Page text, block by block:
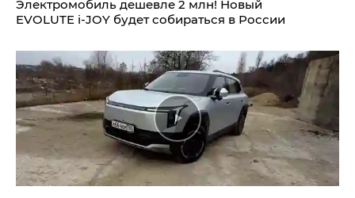
Электромобиль дешевле 2 млн! Новый
EVOLUTE i‑JOY будет собираться в России